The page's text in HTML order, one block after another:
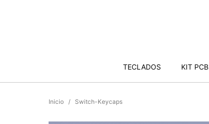
TECLADOS KIT PCB
Inicio Switch-Keycaps